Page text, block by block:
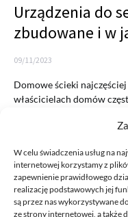
W celu świadczenia usług na
internetowej korzystamy z
zapewnienie prawidłowego
realizację podstawowych jej
są przez nas wykorzystywane
ze strony internetowej, a także
Urządzenia do
zbudowane i w
09/11/2023
Domowe ścieki
właścicielach domów
READ MORE